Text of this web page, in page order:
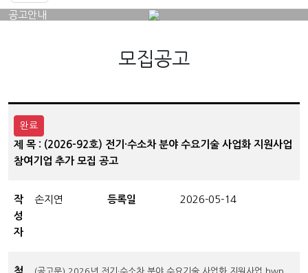
공고안내
모집공고
완료
제 목 : (2026-92호) 전기·수소차 분야 수요기술 사업화 지원사업
참여기업 추가 모집 공고
작
성
자
손지연 등록일 2026-05-14
첨